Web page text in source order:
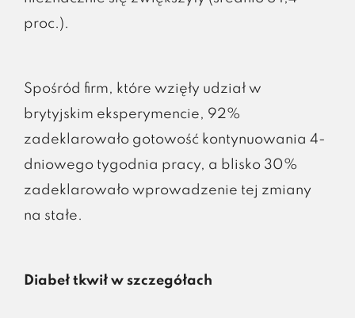
proc.).
Spośród firm, które wzięły udział w
brytyjskim eksperymencie, 92%
zadeklarowało gotowość kontynuowania 4-
dniowego tygodnia pracy, a blisko 30%
zadeklarowało wprowadzenie tej zmiany
na stałe.
Diabeł tkwił w szczegółach